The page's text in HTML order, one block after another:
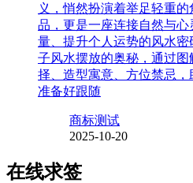
义，悄然扮演着举足轻重
品，更是一座连接自然与
量、提升个人运势的风水
子风水摆放的奥秘，通过
择、造型寓意、方位禁忌，
准备好跟随
商标测试
2025-10-20
在线求签